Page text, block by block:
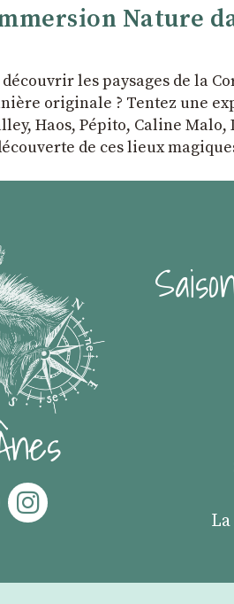
Nature
les paysages de la
originale ? Tentez une
Haos, Pépito, Caline
de ces lieux